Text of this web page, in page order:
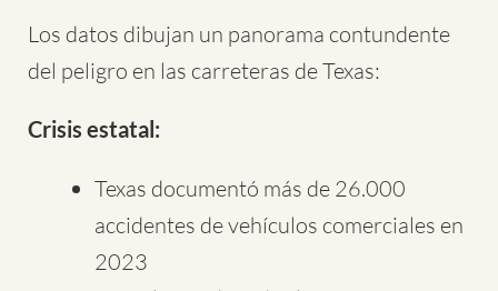
Los datos dibujan un panorama contundente
del peligro en las carreteras de Texas:
Crisis estatal:
Texas documentó más de 26.000
accidentes de vehículos comerciales en
2023